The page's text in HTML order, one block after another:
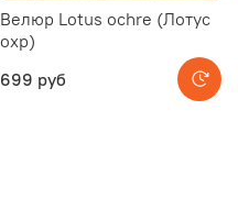
Велюр Lotus ochre (Лотус
охр)
699 руб